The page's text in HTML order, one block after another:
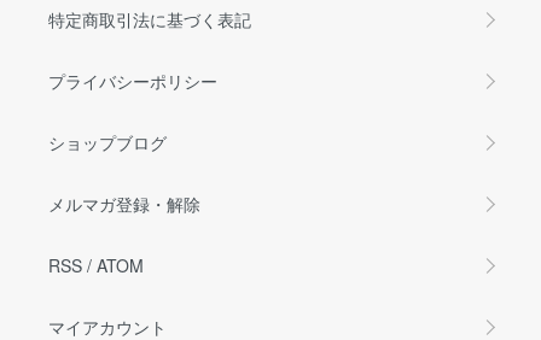
特定商取引法に基づく表記
プライバシーポリシー
ショップブログ
メルマガ登録・解除
RSS / ATOM
マイアカウント